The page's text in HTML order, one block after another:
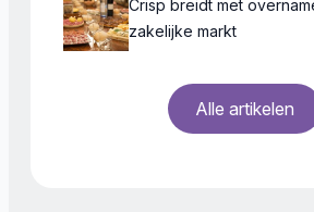
Crisp breidt met
zakelijke markt
Alle artikelen